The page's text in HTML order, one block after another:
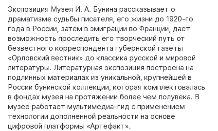
Экспозиция Музея И. А. Бунина рассказывает о
драматизме судьбы писателя, его жизни до 1920-го
года в России, затем в эмиграции во Франции, дает
возможность проследить его творческий путь от
безвестного корреспондента губернской газеты
«Орловский вестник» до классика русской и мировой
литературы. Литературная экспозиция построена на
подлинных материалах из уникальной, крупнейшей в
России бунинской коллекции, которая комплектовалась
в фондах музея на протяжении более чем полувека. В
музее работает мультимедиа-гид с применением
технологии дополненной реальности на основе
цифровой платформы «Артефакт».